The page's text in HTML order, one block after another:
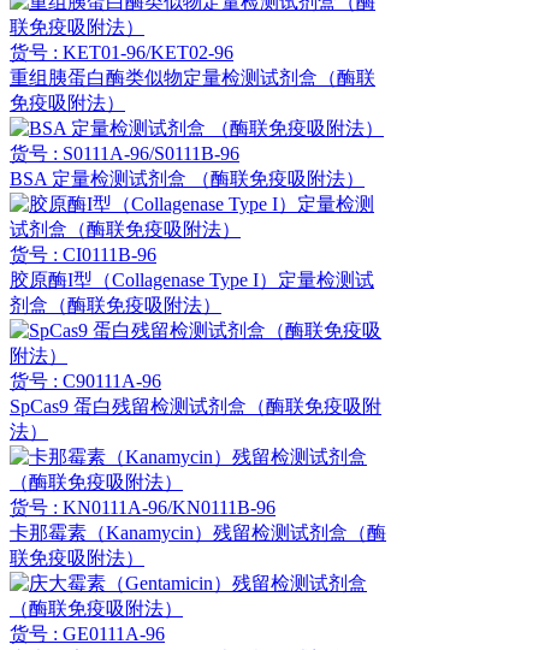
货号 : KET01-96/KET02-96
重组胰蛋白酶类似物定量检测试剂盒（酶联
免疫吸附法）
货号 : S0111A-96/S0111B-96
BSA 定量检测试剂盒 （酶联免疫吸附法）
货号 : CI0111B-96
胶原酶I型（Collagenase Type I）定量检测试
剂盒（酶联免疫吸附法）
货号 : C90111A-96
SpCas9 蛋白残留检测试剂盒（酶联免疫吸附
法）
货号 : KN0111A-96/KN0111B-96
卡那霉素（Kanamycin）残留检测试剂盒（酶
联免疫吸附法）
货号 : GE0111A-96